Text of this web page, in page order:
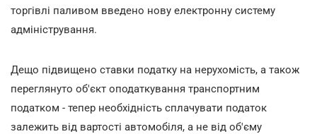
торгівлі паливом введено нову електронну систему
адміністрування.
Дещо підвищено ставки податку на нерухомість, а також
переглянуто об'єкт оподаткування транспортним
податком - тепер необхідність сплачувати податок
залежить від вартості автомобіля, а не від об'єму